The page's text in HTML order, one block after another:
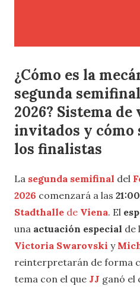
¿Cómo es la
segunda
2026? Sistema
invitados y cómo
los finalistas
La segunda semifinal del
2026 comenzará a las
Stadthalle de Viena. El
una actuación especial de
Victoria Swarovski y
reinterpretarán de forma
tema con el que JJ ganó el